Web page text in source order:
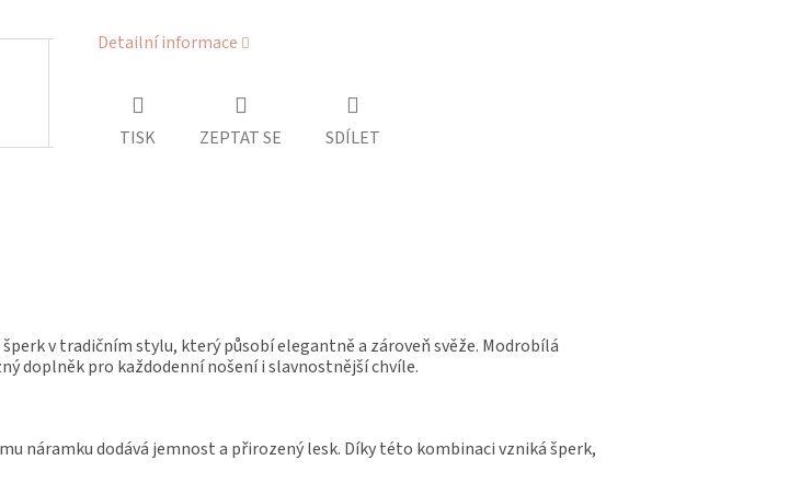
Detailní informace
TISK ZEPTAT SE SDÍLET
v tradičním stylu, který působí elegantně a zároveň svěže. Modrobílá
doplněk pro každodenní nošení i slavnostnější chvíle.
náramku dodává jemnost a přirozený lesk. Díky této kombinaci vzniká šperk,